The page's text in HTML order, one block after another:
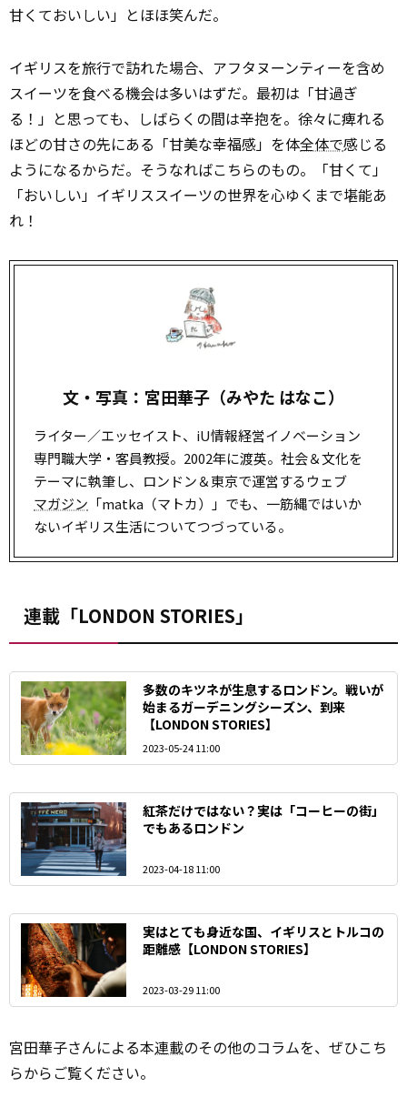
甘くておいしい」とほほ笑んだ。
イギリスを旅行で訪れた場合、アフタヌーンティーを含め
スイーツを食べる機会は多いはずだ。最初は「甘過ぎ
る！」と思っても、しばらくの間は辛抱を。徐々に痺れる
ほどの甘さの先にある「甘美な幸福感」を体全体で感じる
ようになるからだ。そうなればこちらのもの。「甘くて」
「おいしい」イギリススイーツの世界を心ゆくまで堪能あ
れ！
文・写真：宮田華子（みやた はなこ）
ライター／エッセイスト、iU情報経営イノベーション
専門職大学・客員教授。2002年に渡英。社会＆文化を
テーマに執筆し、ロンドン＆東京で運営するウェブ
マガジン 「matka（マトカ）」でも、一筋縄ではいか
ないイギリス生活についてつづっている。
連載「LONDON STORIES」
多数のキツネが生息するロンドン。戦いが
始まるガーデニングシーズン、到来
【LONDON STORIES】
2023-05-24 11:00
紅茶だけではない？実は「コーヒーの街」
でもあるロンドン
2023-04-18 11:00
実はとても身近な国、イギリスとトルコの
距離感【LONDON STORIES】
2023-03-29 11:00
宮田華子さんによる本連載のその他のコラムを、ぜひこち
らからご覧ください。